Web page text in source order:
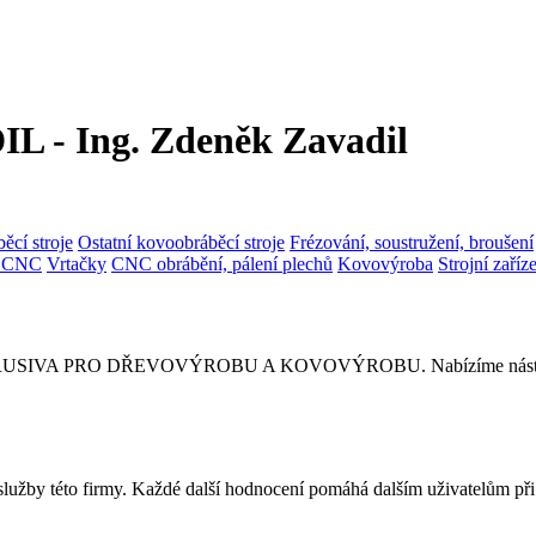
- Ing. Zdeněk Zavadil
stroje Ostatní kovoobráběcí stroje Frézování, soustružení, broušení
Vrtačky CNC obrábění, pálení plechů Kovovýroba Strojní
PRO DŘEVOVÝROBU A KOVOVÝROBU. Nabízíme
této firmy. Každé další hodnocení pomáhá dalším uživatelům